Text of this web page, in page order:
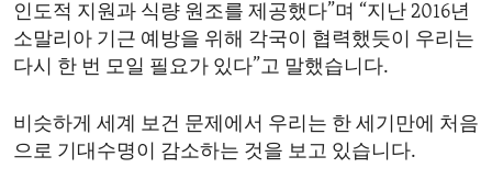
인도적 지원과 식량 원조를 제공했다”며 “지난 2016년
소말리아 기근 예방을 위해 각국이 협력했듯이 우리는
다시 한 번 모일 필요가 있다”고 말했습니다.
비슷하게 세계 보건 문제에서 우리는 한 세기만에 처음
으로 기대수명이 감소하는 것을 보고 있습니다.